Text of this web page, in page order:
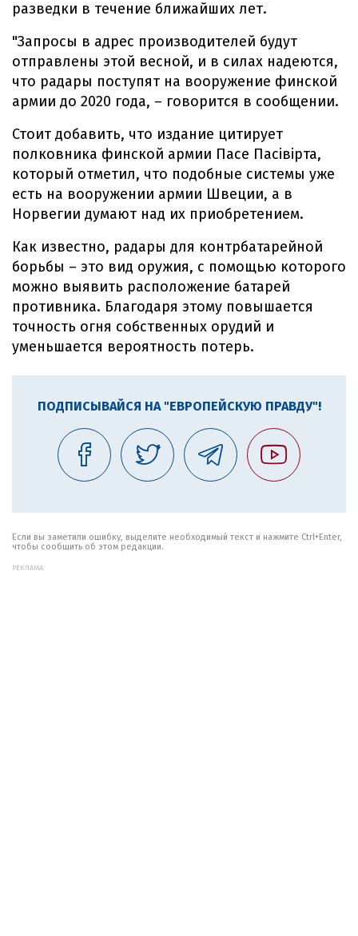
разведки в течение ближайших лет.
"Запросы в адрес производителей будут
отправлены этой весной, и в силах надеются,
что радары поступят на вооружение финской
армии до 2020 года, – говорится в сообщении.
Стоит добавить, что издание цитирует
полковника финской армии Пасе Пасівірта,
который отметил, что подобные системы уже
есть на вооружении армии Швеции, а в
Норвегии думают над их приобретением.
Как известно, радары для контрбатарейной
борьбы – это вид оружия, с помощью которого
можно выявить расположение батарей
противника. Благодаря этому повышается
точность огня собственных орудий и
уменьшается вероятность потерь.
ПОДПИСЫВАЙСЯ НА "ЕВРОПЕЙСКУЮ ПРАВДУ"!
Если вы заметили ошибку, выделите необходимый текст и нажмите Ctrl+Enter,
чтобы сообщить об этом редакции.
РЕКЛАМА: